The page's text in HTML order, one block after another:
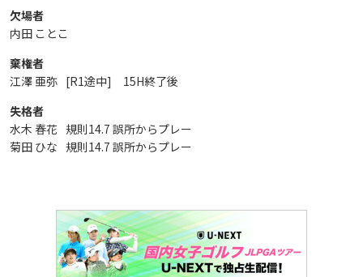
欠場者
内田 ことこ
棄権者
江澤 亜弥 [R1途中] 15H終了後
失格者
水木 春花 規則14.7 誤所からプレー
菊田 ひな 規則14.7 誤所からプレー